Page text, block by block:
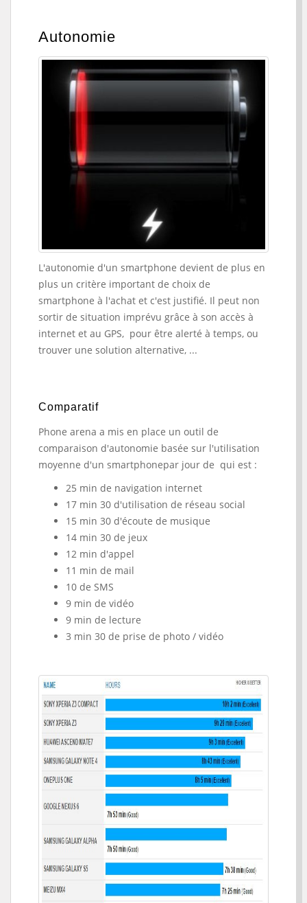
Autonomie
L'autonomie d'un smartphone devient de plus en
plus un critère important de choix de
smartphone à l'achat et c'est justifié. Il peut non
sortir de situation imprévu grâce à son accès à
internet et au GPS, pour être alerté à temps, ou
trouver une solution alternative, ...
Comparatif
Phone arena a mis en place un outil de
comparaison d'autonomie basée sur l'utilisation
moyenne d'un smartphonepar jour de qui est :
25 min de navigation internet
17 min 30 d'utilisation de réseau social
15 min 30 d'écoute de musique
14 min 30 de jeux
12 min d'appel
11 min de mail
10 de SMS
9 min de vidéo
9 min de lecture
3 min 30 de prise de photo / vidéo